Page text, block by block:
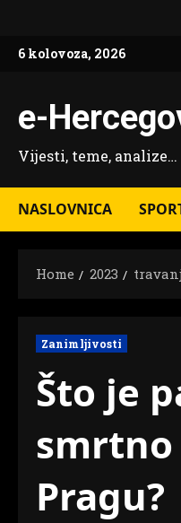
content
6 kolovoza, 2026
e-
Vijesti, teme, analize…
NASLOVNICA
Home 2023 travanj
Zanimljivosti
Što je
Pragu?